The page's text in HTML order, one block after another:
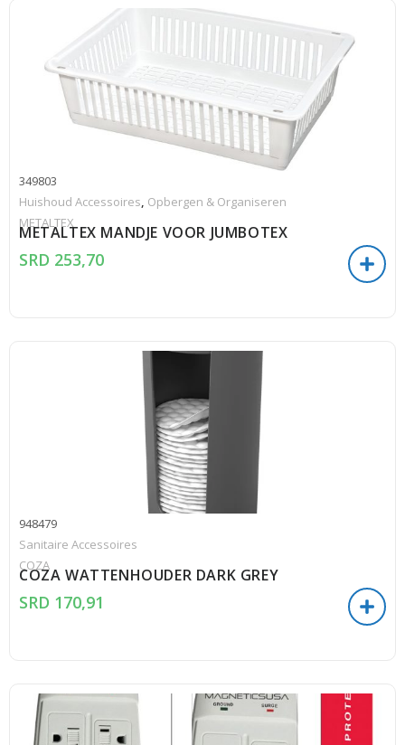
349803
Huishoud Accessoires Opbergen & Organiseren
METALTEX
METALTEX MANDJE VOOR JUMBOTEX
SRD 253,70
948479
Sanitaire Accessoires
COZA
COZA WATTENHOUDER DARK GREY
SRD 170,91